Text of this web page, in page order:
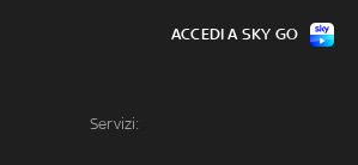
Servizi:
ACCEDI A SKY GO